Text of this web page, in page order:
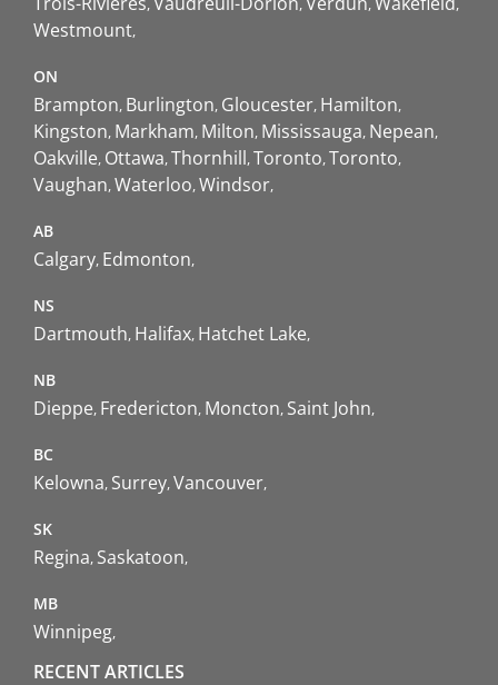
Westmount
ON
Brampton Burlington Gloucester Hamilton
Kingston Markham Milton Mississauga Nepean
Oakville Ottawa Thornhill Toronto Toronto
Vaughan Waterloo Windsor
AB
Calgary Edmonton
NS
Dartmouth Halifax Hatchet Lake
NB
Dieppe Fredericton Moncton Saint John
BC
Kelowna Surrey Vancouver
SK
Regina Saskatoon
MB
Winnipeg
RECENT ARTICLES